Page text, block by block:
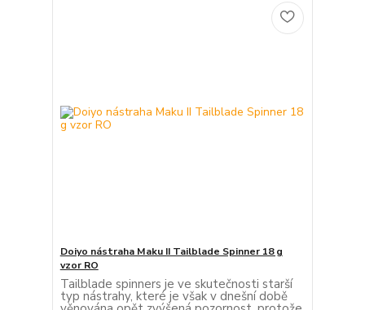
Doiyo nástraha Maku II Tailblade Spinner 18 g
vzor RO
Tailblade spinners je ve skutečnosti starší
typ nástrahy, které je však v dnešní době